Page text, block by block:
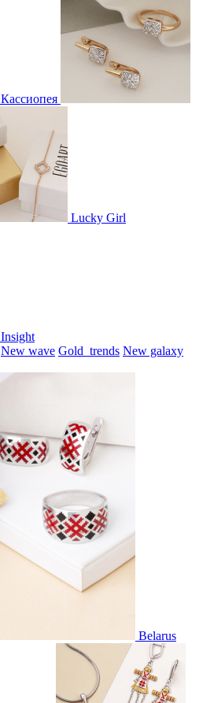
Кассиопея
Lucky Girl
Insight
New wave Gold_trends New galaxy
Belarus